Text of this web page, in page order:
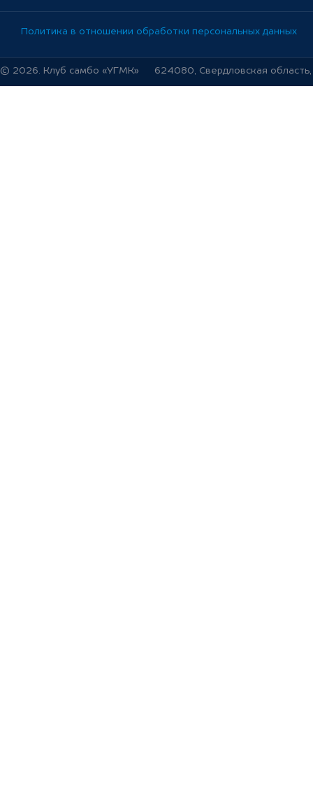
Политика в отношении обработки персональных данных
© 2026. Клуб самбо «УГМК» 624080, Свердловская